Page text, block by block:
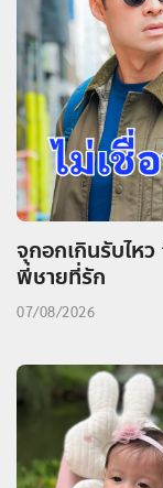
จุกอกเกินรับไห
พี่ชายที่รัก
07/08/2026